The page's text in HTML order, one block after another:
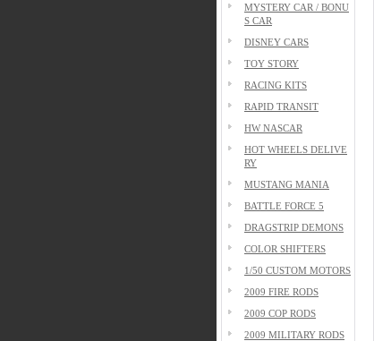
MYSTERY CAR / BONU
S CAR
DISNEY CARS
TOY STORY
RACING KITS
RAPID TRANSIT
HW NASCAR
HOT WHEELS DELIVE
RY
MUSTANG MANIA
BATTLE FORCE 5
DRAGSTRIP DEMONS
COLOR SHIFTERS
1/50 CUSTOM MOTORS
2009 FIRE RODS
2009 COP RODS
2009 MILITARY RODS